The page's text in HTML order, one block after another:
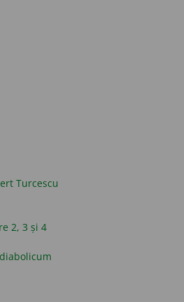
Turcescu
2, 3 și 4